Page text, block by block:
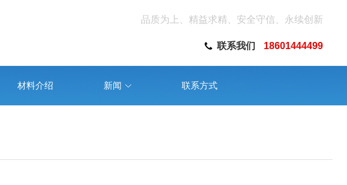
品质为上、精益求精、安全守信、永续创新
联系我们 18601444499
材料介绍 新闻 联系方式